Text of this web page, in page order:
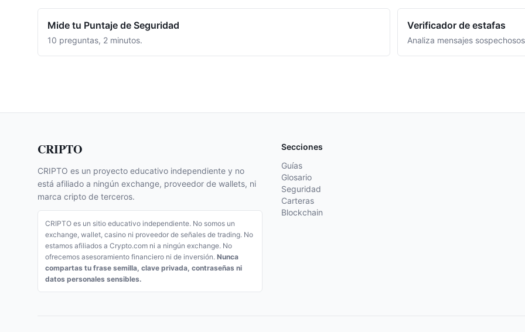
Mide tu Puntaje de Seguridad
10 preguntas, 2 minutos.
Verificador de estafas
Analiza mensajes
CRIPTO
CRIPTO es un proyecto educativo independiente y no
está afiliado a ningún exchange, proveedor de wallets, ni
marca cripto de terceros.
CRIPTO es un sitio educativo independiente. No somos un
exchange, wallet, casino ni proveedor de señales de trading. No
estamos afiliados a Crypto.com ni a ningún exchange. No
ofrecemos asesoramiento financiero ni de inversión. Nunca
compartas tu frase semilla, clave privada, contraseñas ni
datos personales sensibles.
Secciones
Guías
Glosario
Seguridad
Carteras
Blockchain